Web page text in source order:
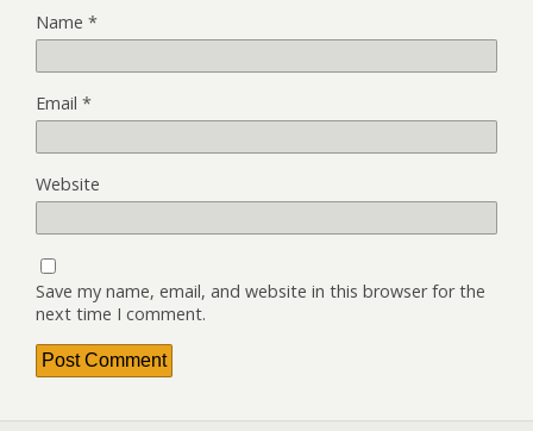
Name *
Email *
Website
Save my name, email, and website in this browser for the
next time I comment.